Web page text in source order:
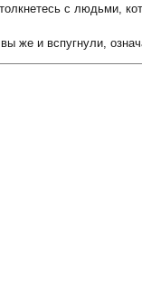
с людьми,
же и вспугнули,